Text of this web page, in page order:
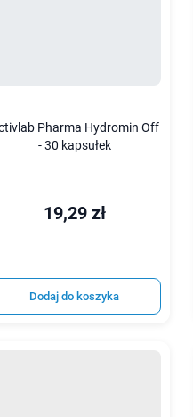
Pharma Hydromin Off
- 30 kapsułek
19,29 zł
Dodaj do koszyka